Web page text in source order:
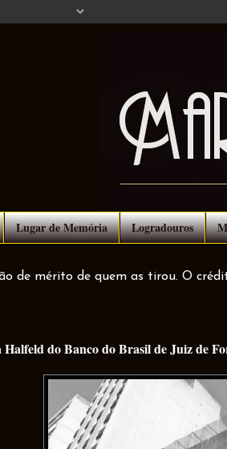
Lugar de Memória Logradouros
de mérito de quem as tirou. O
do Banco do Brasil de Juiz de